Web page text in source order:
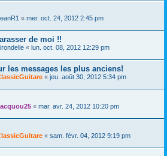
« mer. oct. 24, 2012 2:45 pm
de moi !!
« lun. oct. 08, 2012 12:29 pm
les messages les plus anciens!
« jeu. août 30, 2012 5:34 pm
« mar. avr. 24, 2012 10:20 pm
« sam. févr. 04, 2012 9:19 pm